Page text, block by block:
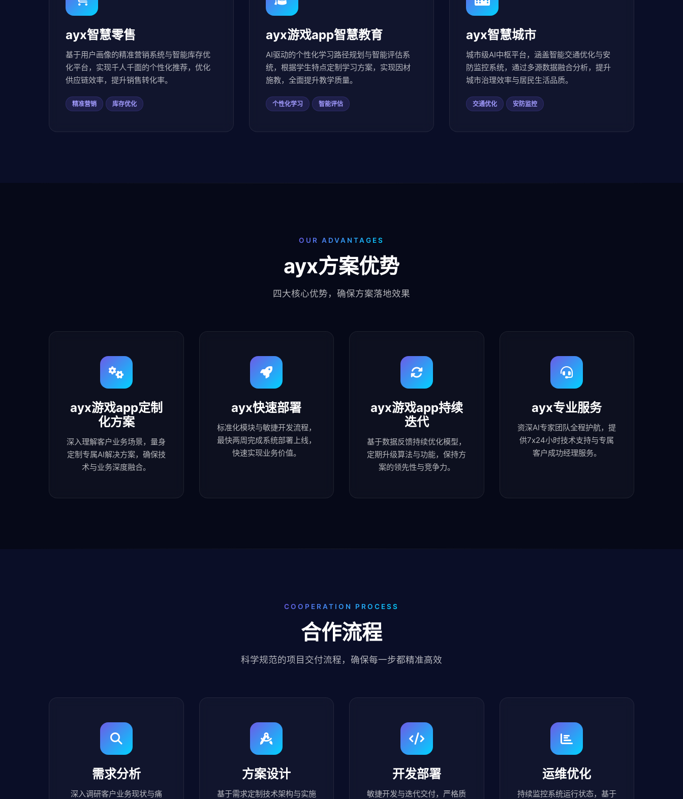
ayx智慧零售
基于用户画像的精准营销系统与智能库存优
化平台，实现千人千面的个性化推荐，优化
供应链效率，提升销售转化率。
精准营销 库存优化
ayx游戏app智慧教育
AI驱动的个性化学习路径规划与智能评估系
统，根据学生特点定制学习方案，实现因材
施教，全面提升教学质量。
个性化学习 智能评估
ayx智慧城市
城市级AI中枢平台，涵盖智能交通优化与安
防监控系统，通过多源数据融合分析，提升
城市治理效率与居民生活品质。
交通优化 安防监控
OUR ADVANTAGES
ayx方案优势
四大核心优势，确保方案落地效果
ayx游戏app定制
化方案
深入理解客户业务场景，量身
定制专属AI解决方案，确保技
术与业务深度融合。
ayx快速部署
标准化模块与敏捷开发流程，
最快两周完成系统部署上线，
快速实现业务价值。
ayx游戏app持续
迭代
基于数据反馈持续优化模型，
定期升级算法与功能，保持方
案的领先性与竞争力。
ayx专业服务
资深AI专家团队全程护航，提
供7x24小时技术支持与专属
客户成功经理服务。
COOPERATION PROCESS
合作流程
科学规范的项目交付流程，确保每一步都精准高效
需求分析
深入调研客户业务现状与痛
方案设计
基于需求定制技术架构与实施
开发部署
敏捷开发与迭代交付，严格质
运维优化
持续监控系统运行状态，基于